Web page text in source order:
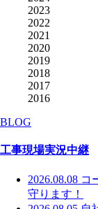
2023
2022
2021
2020
2019
2018
2017
2016
BLOG
工事現場実況中継
2026.08.08 コ
守ります！